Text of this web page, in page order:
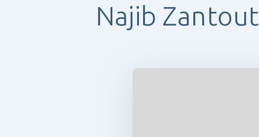
Najib Zantout